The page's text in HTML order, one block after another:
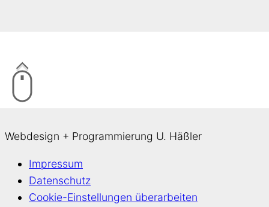
Webdesign + Programmierung U. Häßler
Impressum
Datenschutz
Cookie-Einstellungen überarbeiten